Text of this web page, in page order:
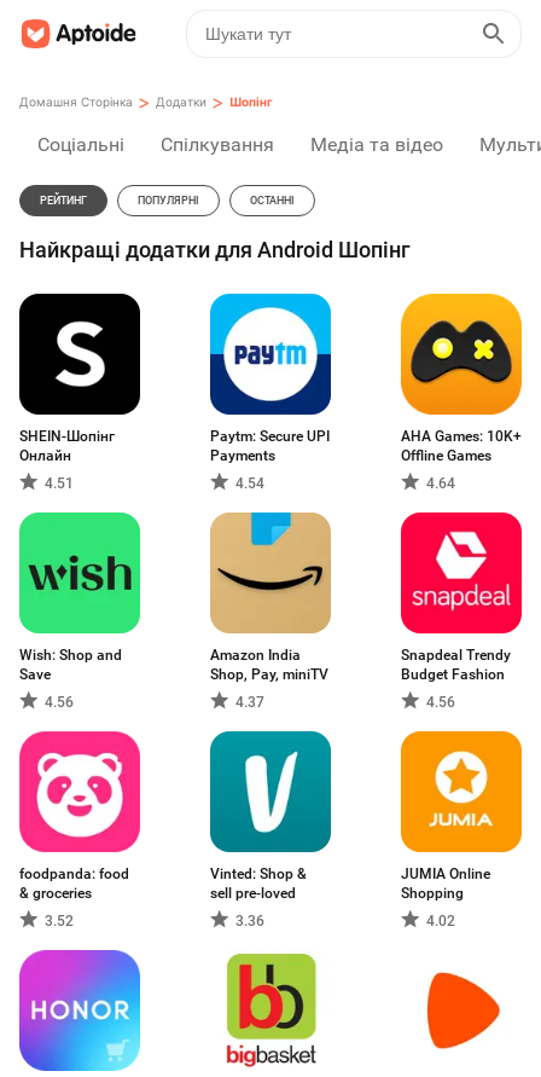
Домашня Сторінка > Додатки > Шопінг
Соціальні Спілкування Медіа та відео
РЕЙТИНГ ПОПУЛЯРНІ ОСТАННІ
Найкращі додатки для Android Шопінг
SHEIN-Шопінг
Онлайн
4.51
Paytm: Secure UPI
Payments
4.54
AHA Games: 10K+
Offline Games
4.64
Wish: Shop and
Save
4.56
Amazon India
Shop, Pay, miniTV
4.37
Snapdeal Trendy
Budget Fashion
4.56
foodpanda: food
& groceries
3.52
Vinted: Shop &
sell pre-loved
3.36
JUMIA Online
Shopping
4.02